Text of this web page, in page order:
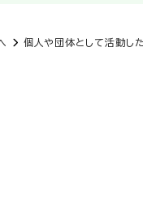
個人や団体として活動し